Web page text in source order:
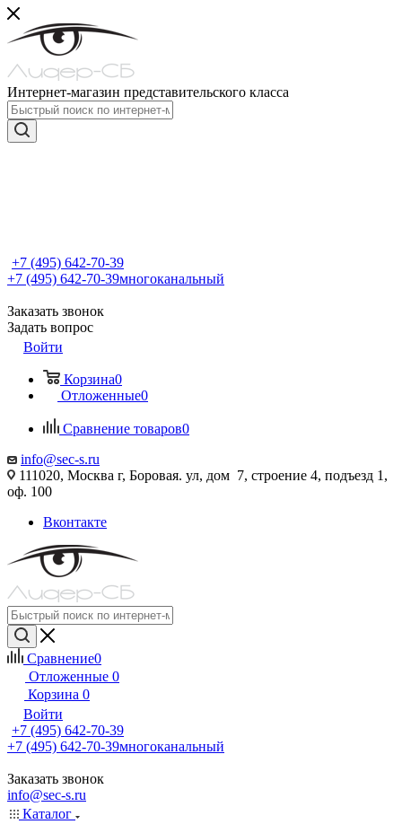
Интернет-магазин представительского класса
+7 (495) 642-70-39
+7 (495) 642-70-39многоканальный
Заказать звонок
Задать вопрос
Войти
Корзина0
Отложенные0
Сравнение товаров0
info@sec-s.ru
111020, Москва г, Боровая. ул, дом 7, строение 4, подъезд 1,
оф. 100
Вконтакте
Сравнение0
Отложенные 0
Корзина 0
Войти
+7 (495) 642-70-39
+7 (495) 642-70-39многоканальный
Заказать звонок
info@sec-s.ru
Каталог